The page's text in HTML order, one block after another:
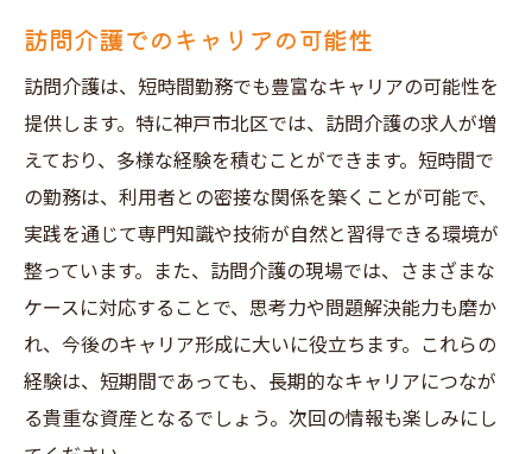
訪問介護でのキャリアの可能性
訪問介護は、短時間勤務でも豊富なキャリアの可能性を
提供します。特に神戸市北区では、訪問介護の求人が増
えており、多様な経験を積むことができます。短時間で
の勤務は、利用者との密接な関係を築くことが可能で、
実践を通じて専門知識や技術が自然と習得できる環境が
整っています。また、訪問介護の現場では、さまざまな
ケースに対応することで、思考力や問題解決能力も磨か
れ、今後のキャリア形成に大いに役立ちます。これらの
経験は、短期間であっても、長期的なキャリアにつなが
る貴重な資産となるでしょう。次回の情報も楽しみにし